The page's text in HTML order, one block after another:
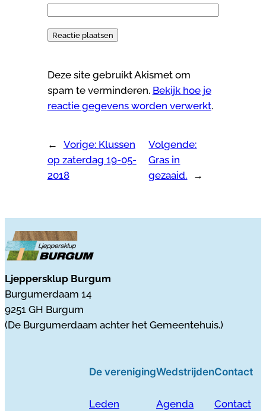
Deze site gebruikt Akismet om
spam te verminderen. Bekijk hoe je
reactie gegevens worden verwerkt.
← Vorige: Klussen
op zaterdag 19-05-
2018
Volgende:
Gras in
gezaaid.
→
Ljeppersklup Burgum
Burgumerdaam 14
9251 GH Burgum
(De Burgumerdaam achter het Gemeentehuis.)
De vereniging
Leden
Wedstrijden
Agenda
Contact
Contact